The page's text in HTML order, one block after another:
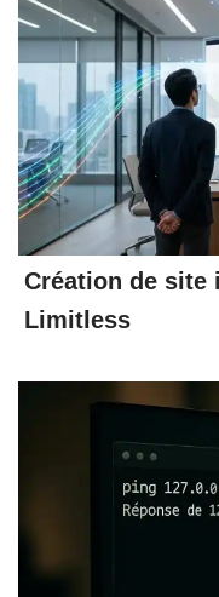
Création de site
Limitless